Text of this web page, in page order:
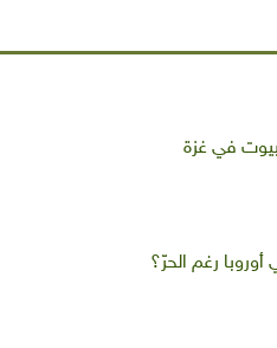
في غزة
رغم الحرّ؟